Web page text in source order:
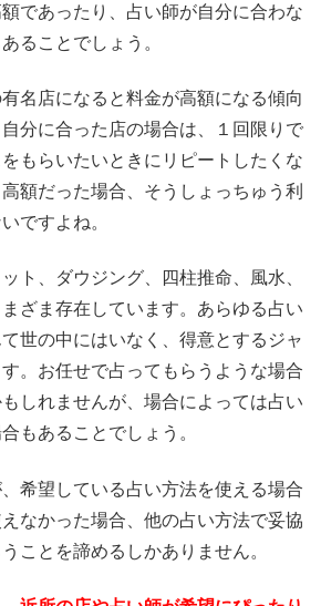
であったり、占い師が自分に合わな
ることでしょう。
名店になると料金が高額になる傾向
分に合った店の場合は、１回限りで
もらいたいときにリピートしたくな
額だった場合、そうしょっちゅう利
ですよね。
ト、ダウジング、四柱推命、風水、
ざま存在しています。あらゆる占い
世の中にはいなく、得意とするジャ
。お任せで占ってもらうような場合
しれませんが、場合によっては占い
もあることでしょう。
希望している占い方法を使える場合
なかった場合、他の占い方法で妥協
ことを諦めるしかありません。